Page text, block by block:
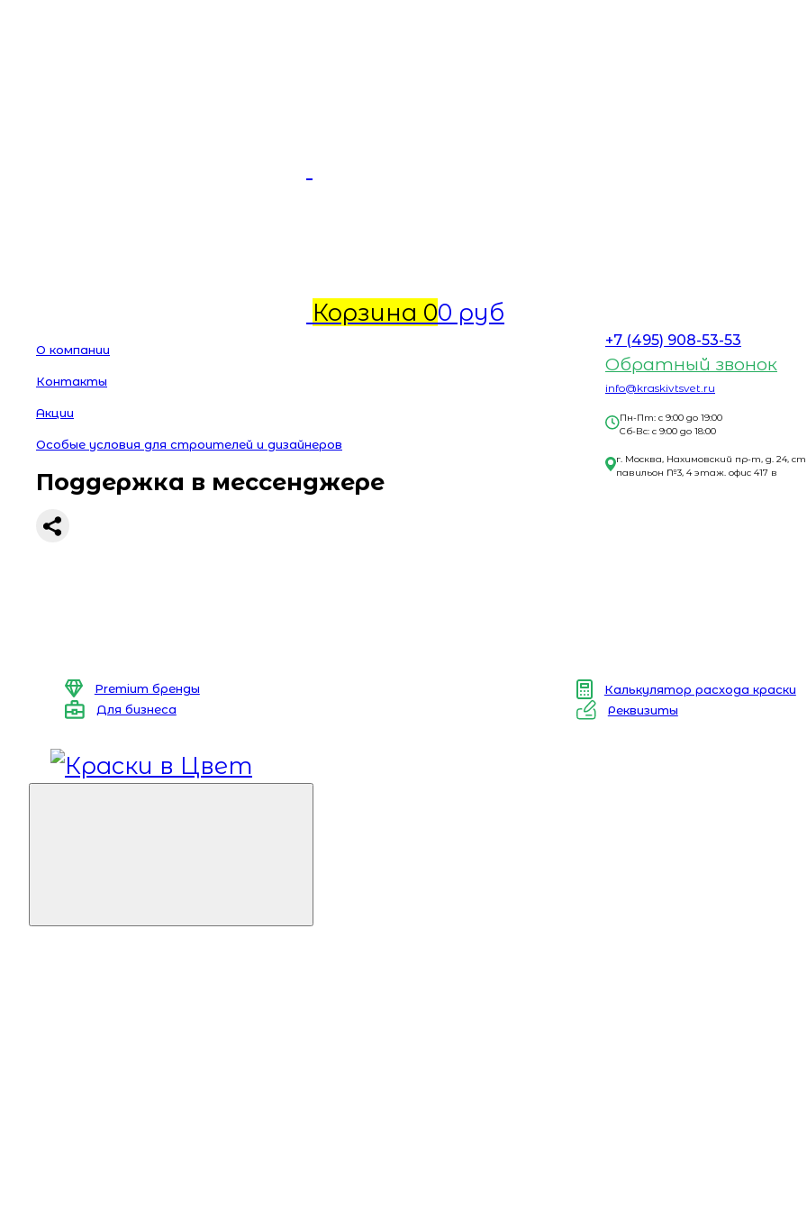
Корзина 00 руб
О компании
Контакты
Акции
Особые условия для строителей и дизайнеров
Поддержка в мессенджере
+7 (495) 908-53-53
Обратный звонок
info@kraskivtsvet.ru
Пн-Пт: с 9:00 до 19:00
Сб-Вс: с 9:00 до 18:00
г. Москва, Нахимовский пр-т, д. 24,
павильон №3, 4 этаж. офис 417 в
Premium бренды
Калькулятор расхода краски
Для бизнеса
Реквизиты